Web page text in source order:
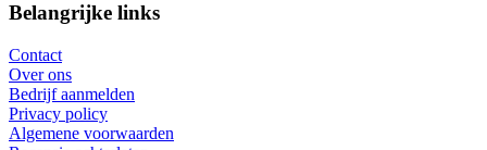
Belangrijke links
Contact
Over ons
Bedrijf aanmelden
Privacy policy
Algemene voorwaarden